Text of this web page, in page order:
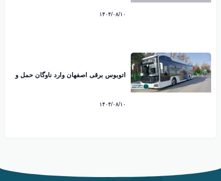
۱۴۰۴/۰۸/۱۰
اتوبوس برقی اصفهان وارد ناوگان حمل و
۱۴۰۴/۰۸/۱۰